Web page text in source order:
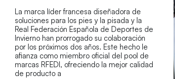
La marca líder francesa diseñadora de
soluciones para los pies y la pisada y la
Real Federación Española de Deportes de
Invierno han prorrogado su colaboración
por los próximos dos años. Este hecho le
afianza como miembro oficial del pool de
marcas RFEDI, ofreciendo la mejor calidad
de producto a